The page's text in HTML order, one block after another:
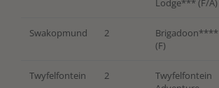
Lodge*** (F/A)
Swakopmund 2
Brigadoon****
(F)
Twyfelfontein 2
Twyfelfontein